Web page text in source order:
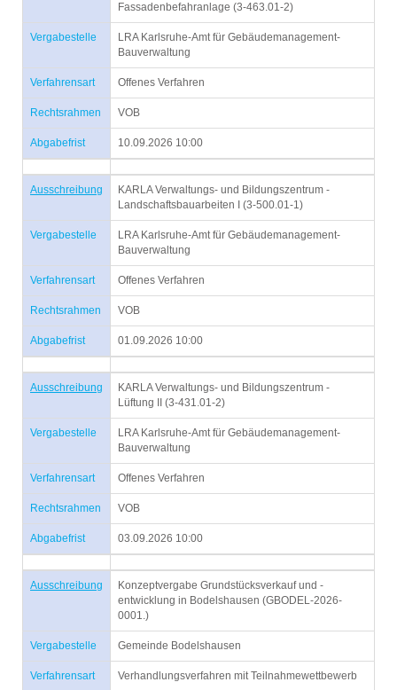
Fassadenbefahranlage (3-463.01-2)
Vergabestelle
LRA Karlsruhe-Amt für Gebäudemanagement-
Bauverwaltung
Verfahrensart Offenes Verfahren
Rechtsrahmen VOB
Abgabefrist 10.09.2026 10:00
Ausschreibung
KARLA Verwaltungs- und Bildungszentrum -
Landschaftsbauarbeiten I (3-500.01-1)
Vergabestelle
LRA Karlsruhe-Amt für Gebäudemanagement-
Bauverwaltung
Verfahrensart Offenes Verfahren
Rechtsrahmen VOB
Abgabefrist 01.09.2026 10:00
Ausschreibung
KARLA Verwaltungs- und Bildungszentrum -
Lüftung II (3-431.01-2)
Vergabestelle
LRA Karlsruhe-Amt für Gebäudemanagement-
Bauverwaltung
Verfahrensart Offenes Verfahren
Rechtsrahmen VOB
Abgabefrist 03.09.2026 10:00
Ausschreibung
Konzeptvergabe Grundstücksverkauf und -
entwicklung in Bodelshausen (GBODEL-2026-
0001.)
Vergabestelle Gemeinde Bodelshausen
Verfahrensart Verhandlungsverfahren mit Teilnahmewettbewerb